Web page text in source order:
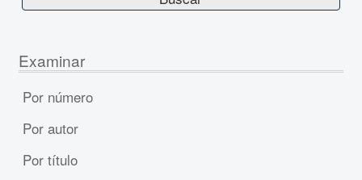
Examinar
Por número
Por autor
Por título